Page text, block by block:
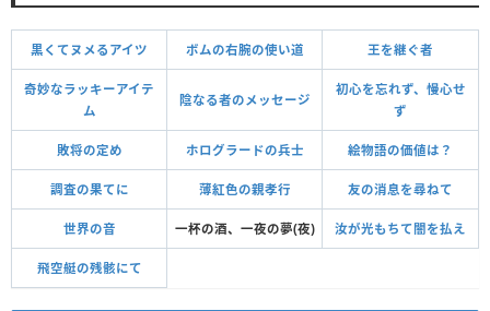
黒くてヌメるアイツ ボムの右腕の使い道 王を継ぐ者
奇妙なラッキーアイテ
ム
陰なる者のメッセージ
初心を忘れず、慢心せ
ず
敗将の定め ホログラードの兵士 絵物語の価値は？
調査の果てに 薄紅色の親孝行 友の消息を尋ねて
世界の音 一杯の酒、一夜の夢(夜) 汝が光もちて闇を払え
飛空艇の残骸にて